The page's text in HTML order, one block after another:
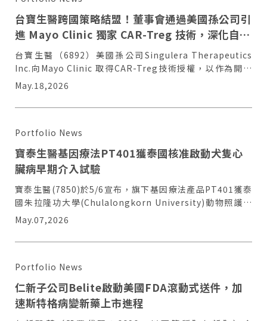
台寶生醫跨國策略結盟！董事會通過美國孫公司引
進 Mayo Clinic 獨家 CAR-Treg 技術，深化自體
免疫疾病佈局
台寶生醫（6892）美國孫公司Singulera Therapeutics
Inc.向Mayo Clinic 取得CAR-Treg技術授權，以作為開發
新一代細胞治療產品之核心技術。
May.18,2026
Portfolio News
寶泰生醫基因療法PT401獲泰國核准啟動犬隻心
臟病早期介入試驗
寶泰生醫(7850)於5/6宣布，旗下基因療法產品PT401獲泰
國朱拉隆功大學(Chulalongkorn University)動物照護及
使用委員會(IACUC)核准，將啟動犬隻B1期黏液性二尖瓣疾
病(myxomatous mitral valve disease, MMVD)先導型田
間試驗。
May.07,2026
Portfolio News
仁新子公司Belite啟動美國FDA滾動式送件，加
速斯特格病變新藥上市進程